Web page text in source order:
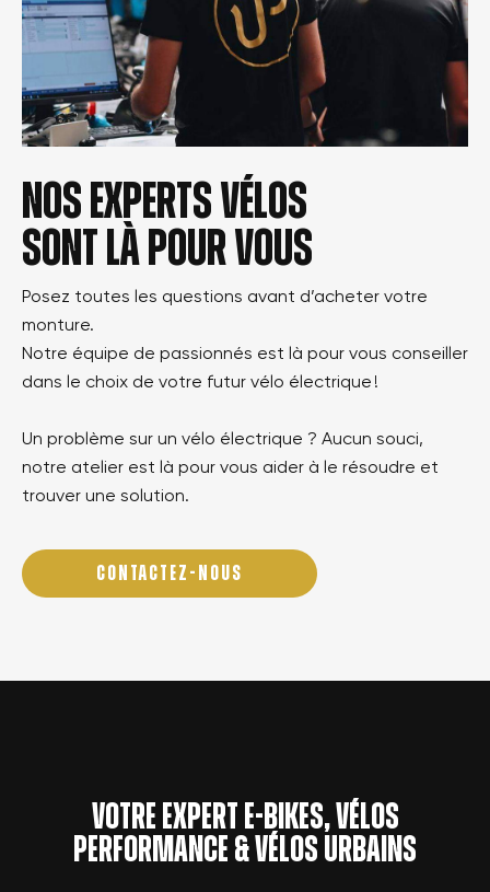
Nos experts vélos
sont là pour vous
Posez toutes les questions avant d’acheter votre
monture.
Notre équipe de passionnés est là pour vous conseiller
dans le choix de votre futur vélo électrique !
Un problème sur un vélo électrique ? Aucun souci,
notre atelier est là pour vous aider à le résoudre et
trouver une solution.
CONTACTEZ-NOUS
Votre expert e-bikes, vélos
performance & vélos urbains